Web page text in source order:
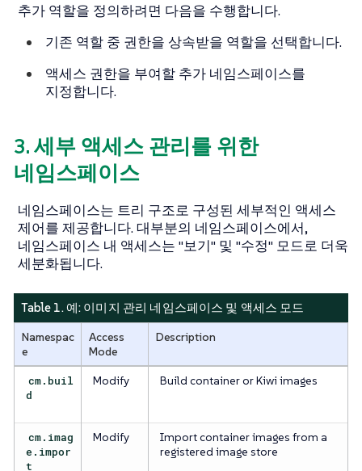
추가 역할을 정의하려면 다음을 수행합니다.
기존 역할 중 권한을 상속받을 역할을 선택합니다.
액세스 권한을 부여할 추가 네임스페이스를
지정합니다.
3. 세부 액세스 관리를 위한
네임스페이스
네임스페이스는 트리 구조로 구성된 세부적인 액세스
제어를 제공합니다. 대부분의 네임스페이스에서,
네임스페이스 내 액세스는 "보기" 및 "수정" 모드로 더욱
세분화됩니다.
Table 1. 예: 이미지 관리 네임스페이스 및 액세스 모드
Namespac
e
Access
Mode
Description
cm.buil
d
Modify Build container or Kiwi images
cm.imag
e.impor
t
Modify
Import container images from a
registered image store